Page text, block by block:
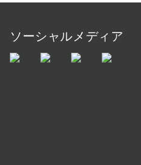
ソーシャルメディア